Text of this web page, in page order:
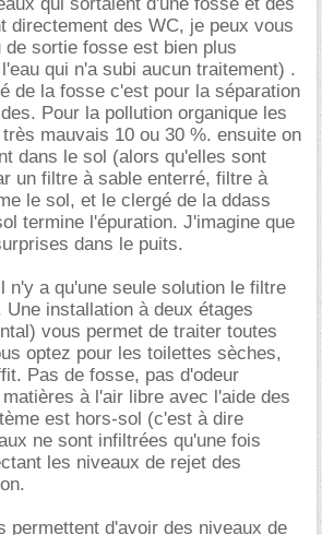
directement des WC, je peux vous
de sortie fosse est bien plus
qui n'a subi aucun traitement) .
de la fosse c'est pour la séparation
Pour la pollution organique les
mauvais 10 ou 30 %. ensuite on
dans le sol (alors qu'elles sont
un filtre à sable enterré, filtre à
le sol, et le clergé de la ddass
termine l'épuration. J'imagine que
dans le puits.
n'y a qu'une seule solution le filtre
Une installation à deux étages
vous permet de traiter toutes
optez pour les toilettes sèches,
Pas de fosse, pas d'odeur
à l'air libre avec l'aide des
est hors-sol (c'est à dire
ne sont infiltrées qu'une fois
les niveaux de rejet des
permettent d'avoir des niveaux de